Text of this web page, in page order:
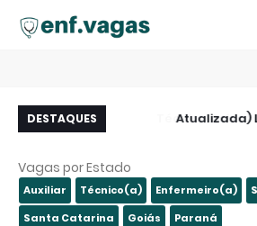
DESTAQUES
(Atualizada)
-
Vagas por Estado
Auxiliar Técnico(a) Enfermeiro(a)
Santa Catarina
Goiás
Paraná